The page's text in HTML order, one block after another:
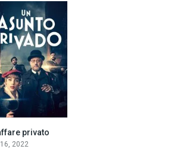
privato
2022